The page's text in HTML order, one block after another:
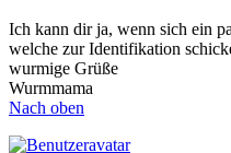
Ich kann dir ja, wenn sich ein
welche zur Identifikation
wurmige Grüße
Wurmmama
Nach oben